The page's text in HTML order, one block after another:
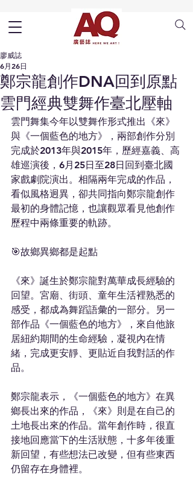
鄭宗龍創作DNA回到原點
雲門經典雙舞作臺北壓軸
廖威誌
6月26日
雲門舞集今年以雙舞作形式推出《來》
與《一個藍色的地方》，兩部創作分別
完成於2013年與2015年，歷經嘉義、高
雄巡演後，6月25日至28日回到臺北國
家戲劇院演出。相隔兩年完成的作品，
看似風格迥異，卻共同指向鄭宗龍創作
最初的身體記憶，也讓觀眾看見他創作
歷程中兩條重要的軌跡。
🎯故鄉異鄉都是起點
《來》誕生於鄭宗龍對萬華成長經驗的
回望。宮廟、街頭、童年生活裡熟悉的
感受，都成為舞蹈語彙的一部分。另一
部作品《一個藍色的地方》，來自他旅
居紐約期間的生命經驗，凝視內在情
緒，完成更安靜、更貼近自我對話的作
品。
鄭宗龍表示，《一個藍色的地方》在異
鄉長出來的作品，《來》則是在自己的
土地長出來的作品。當年創作時，很直
接地回應當下的生活狀態，十多年後重
新回望，有些想法已改變，但有些東西
仍留存在身體裡。